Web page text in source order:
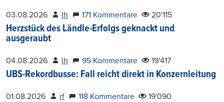
03.08.2026 lh 171 Kommentare 20'115
Herzstück des Ländle-Erfolgs geknackt und
ausgeraubt
04.08.2026 lh 95 Kommentare 19'417
UBS-Rekordbusse: Fall reicht direkt in Konzernleitung
01.08.2026 rf 118 Kommentare 19'090